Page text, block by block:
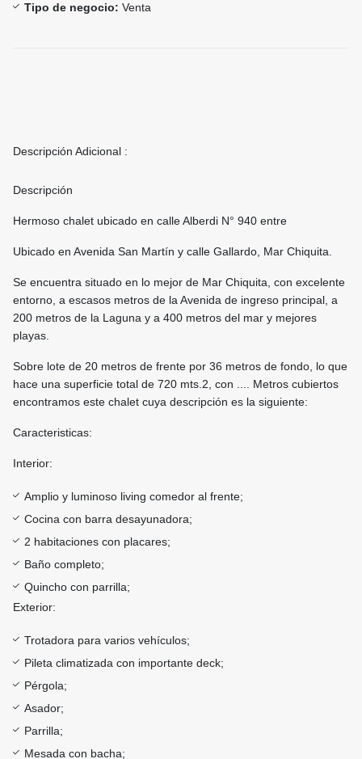
Tipo de negocio: Venta
Descripción Adicional :
Descripción
Hermoso chalet ubicado en calle Alberdi N° 940 entre
Ubicado en Avenida San Martín y calle Gallardo, Mar Chiquita.
Se encuentra situado en lo mejor de Mar Chiquita, con excelente
entorno, a escasos metros de la Avenida de ingreso principal, a
200 metros de la Laguna y a 400 metros del mar y mejores
playas.
Sobre lote de 20 metros de frente por 36 metros de fondo, lo que
hace una superficie total de 720 mts.2, con .... Metros cubiertos
encontramos este chalet cuya descripción es la siguiente:
Caracteristicas:
Interior:
Amplio y luminoso living comedor al frente;
Cocina con barra desayunadora;
2 habitaciones con placares;
Baño completo;
Quincho con parrilla;
Exterior:
Trotadora para varios vehículos;
Pileta climatizada con importante deck;
Pérgola;
Asador;
Parrilla;
Mesada con bacha;